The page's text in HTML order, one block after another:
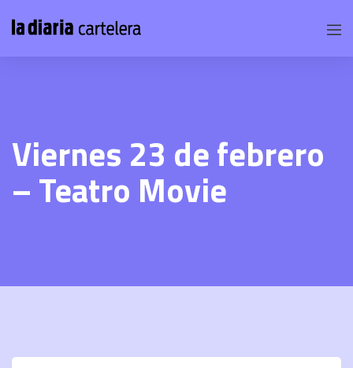
Viernes 23 de febrero
– Teatro Movie